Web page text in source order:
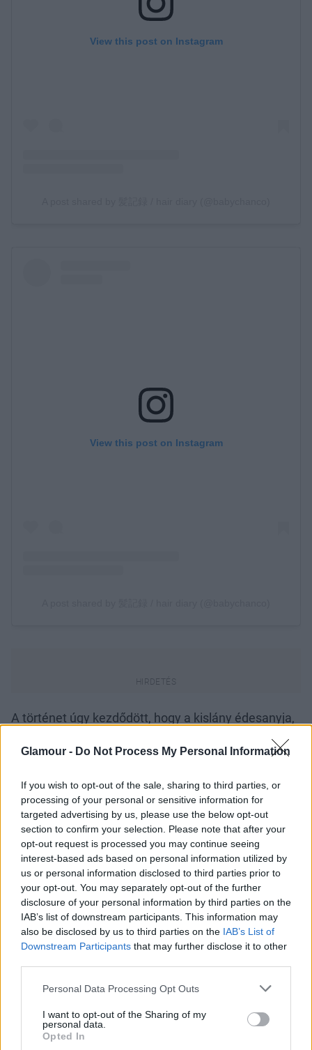
Glamour - Do Not Process My Personal Information
If you wish to opt-out of the sale, sharing to third parties, or
processing of your personal or sensitive information for
targeted advertising by us, please use the below opt-out
section to confirm your selection. Please note that after your
opt-out request is processed you may continue seeing
interest-based ads based on personal information utilized by
us or personal information disclosed to third parties prior to
your opt-out. You may separately opt-out of the further
disclosure of your personal information by third parties on the
IAB’s list of downstream participants. This information may
also be disclosed by us to third parties on the IAB’s List of
Downstream Participants that may further disclose it to other
Please note that this website/app uses one or more Google
not limited to your visit or usage behaviour. You may click to
grant or deny consent to Google and its third-party tags to
use your data for below specified purposes in below Google
Personal Data Processing Opt Outs
I want to opt-out of the Sharing of my
personal data.
Opted In
A történet úgy kezdődött, hogy a kislány édesanyja,
babáról, aki természetesen tőle örökölte a jó
azt is megírták, hogy megérdemelne egy Pantene
szerződést, egyértelműen egyetértett velük a
samponmárka, mert a kis Chanco már meg is kapta
első kampányát. Yoshiaki Okura a P&G japán
márkaizgatója azonnal felvette a kapcsolatot az
édesanyával, mert "Chanco személyisége és
különlegessége beleillik abba az imidzsbe, amit a
nők felé akarnak közvetíteni".